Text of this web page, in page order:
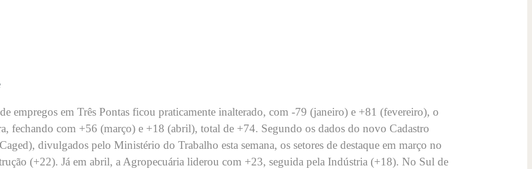
empregos em Três Pontas ficou praticamente inalterado, com -79 (janeiro) e +81 (fevereiro), o
fechando com +56 (março) e +18 (abril), total de +74. Segundo os dados do novo Cadastro
divulgados pelo Ministério do Trabalho esta semana, os setores de destaque em março no
(+22). Já em abril, a Agropecuária liderou com +23, seguida pela Indústria (+18). No Sul de